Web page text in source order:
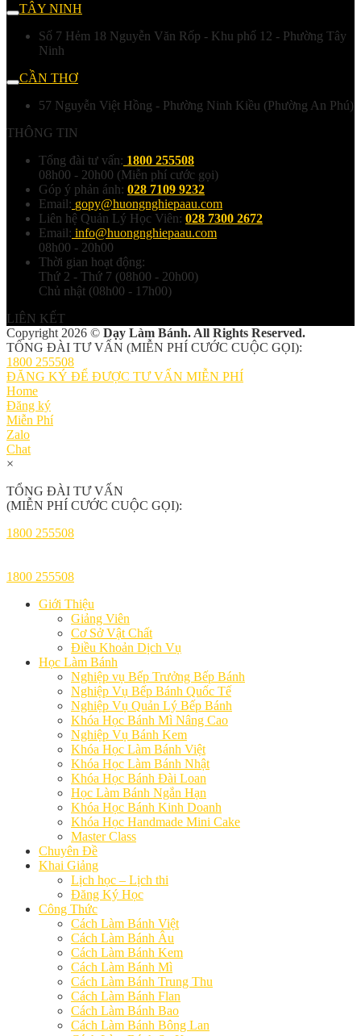
TÂY NINH
Số 7 Hẻm 18 Nguyễn Văn Rốp - Khu phố 12 - Phường Tây
Ninh
CẦN THƠ
57 Nguyễn Việt Hồng - Phường Ninh Kiều (Phường An Phú)
THÔNG TIN
Tổng đài tư vấn: 1800 255508
08h00 - 20h00 (Miễn phí cước gọi)
Góp ý phản ánh: 028 7109 9232
Email: gopy@huongnghiepaau.com
Liên hệ Quản Lý Học Viên: 028 7300 2672
Email: info@huongnghiepaau.com
08h00 - 20h00
Thời gian hoạt động:
Thứ 2 - Thứ 7 (08h00 - 20h00)
Chủ nhật (08h00 - 17h00)
LIÊN KẾT
Copyright 2026 © Dạy Làm Bánh. All Rights Reserved.
TỔNG ĐÀI TƯ VẤN (MIỄN PHÍ CƯỚC CUỘC GỌI):
1800 255508
ĐĂNG KÝ ĐỂ ĐƯỢC TƯ VẤN MIỄN PHÍ
Home
Đăng ký
Miễn Phí
Zalo
Chat
×
TỔNG ĐÀI TƯ VẤN
(MIỄN PHÍ CƯỚC CUỘC GỌI):
1800 255508
1800 255508
Giới Thiệu
Giảng Viên
Cơ Sở Vật Chất
Điều Khoản Dịch Vụ
Học Làm Bánh
Nghiệp vụ Bếp Trưởng Bếp Bánh
Nghiệp Vụ Bếp Bánh Quốc Tế
Nghiệp Vụ Quản Lý Bếp Bánh
Khóa Học Bánh Mì Nâng Cao
Nghiệp Vụ Bánh Kem
Khóa Học Làm Bánh Việt
Khóa Học Làm Bánh Nhật
Khóa Học Bánh Đài Loan
Học Làm Bánh Ngắn Hạn
Khóa Học Bánh Kinh Doanh
Khóa Học Handmade Mini Cake
Master Class
Chuyên Đề
Khai Giảng
Lịch học – Lịch thi
Đăng Ký Học
Công Thức
Cách Làm Bánh Việt
Cách Làm Bánh Âu
Cách Làm Bánh Kem
Cách Làm Bánh Mì
Cách Làm Bánh Trung Thu
Cách Làm Bánh Flan
Cách Làm Bánh Bao
Cách Làm Bánh Bông Lan